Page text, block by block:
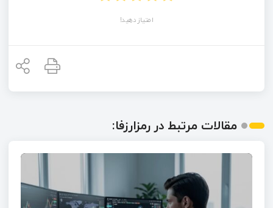
امتیاز دهید!
مقالات مرتبط در رمزارزفا: